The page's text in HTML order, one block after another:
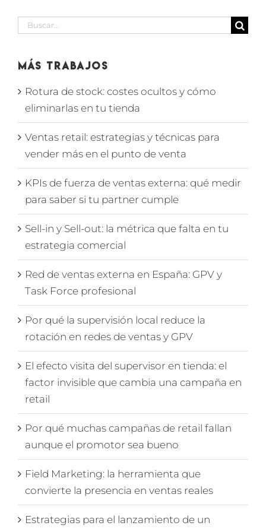
Buscar:
Más Trabajos
Rotura de stock: costes ocultos y cómo
eliminarlas en tu tienda
Ventas retail: estrategias y técnicas para
vender más en el punto de venta
KPIs de fuerza de ventas externa: qué medir
para saber si tu partner cumple
Sell-in y Sell-out: la métrica que falta en tu
estrategia comercial
Red de ventas externa en España: GPV y
Task Force profesional
Por qué la supervisión local reduce la
rotación en redes de ventas y GPV
El efecto visita del supervisor en tienda: el
factor invisible que cambia una campaña en
retail
Por qué muchas campañas de retail fallan
aunque el promotor sea bueno
Field Marketing: la herramienta que
convierte la presencia en ventas reales
Estrategias para el lanzamiento de un